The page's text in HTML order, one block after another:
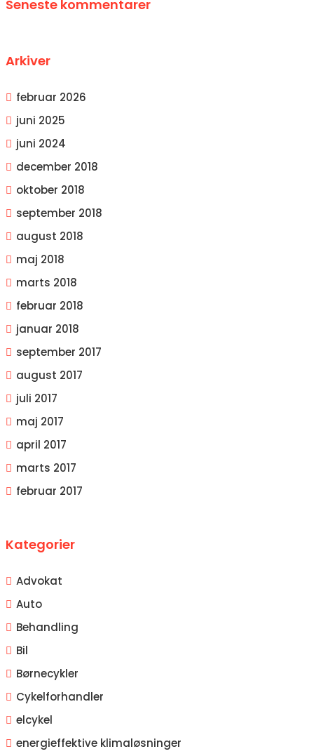
Seneste kommentarer
Arkiver
februar 2026
juni 2025
juni 2024
december 2018
oktober 2018
september 2018
august 2018
maj 2018
marts 2018
februar 2018
januar 2018
september 2017
august 2017
juli 2017
maj 2017
april 2017
marts 2017
februar 2017
Kategorier
Advokat
Auto
Behandling
Bil
Børnecykler
Cykelforhandler
elcykel
energieffektive klimaløsninger